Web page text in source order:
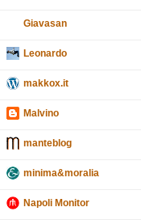
Giavasan
Leonardo
makkox.it
Malvino
manteblog
minima&moralia
Napoli Monitor